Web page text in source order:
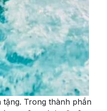
tặng. Trong thành phần